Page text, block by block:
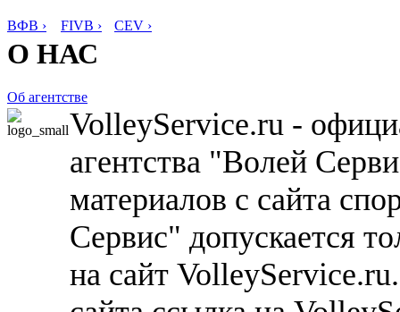
ВФВ › FIVB › CEV ›
О НАС
Об агентстве
VolleyService.ru -
агентства "Волей
материалов с сайта
Сервис" допускается
на сайт